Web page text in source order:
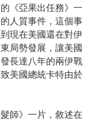
《亞果出任務》一
人質事件，這個事
現在美國還在對伊
局勢發展，讓美國
長達八年的兩伊戰
美國總統卡特由於
師》一片，敘述在